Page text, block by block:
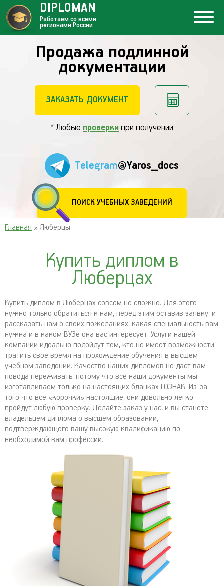
Продажа подлинной
документации
ЗАКАЗАТЬ ДОКУМЕНТ
* Любые проверки при получении
Telegram@Yaros_docs
ПОИСК УЧЕБНЫХ ЗАВЕДЕНИЙ
DIPLOMAN
Работаем со всеми
регионами России
Главная » Люберцы
Купить диплом в
Люберцах
Купить диплом в Люберцах совсем не сложно. Для этого
нужно только обратиться к нам, перед этим оставив заявку, и
рассказать нам о своих пожеланиях: какая специальность вам
нужна и в каком ВУЗе она вас интересует. Услуги нашей
компании идеально подойдут тем, кто не имеет возможности
тратить свое время на прохождение обучения в высшем
учебном заведении. Качество наших дипломов не даст вам
повода переживать, потому что все наши документы мы
изготавливаем только на настоящих бланках ГОЗНАК. Из-за
того что все «корочки» настоящие, они довольно легко
пройдут любую проверку. Делайте заказ у нас, и вы станете
владельцем диплома о высшем образовании,
подтверждающего вашу высокую квалификацию по
необходимой вам профессии.